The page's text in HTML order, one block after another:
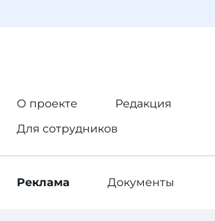
О проекте
Редакция
Для сотрудников
Реклама Документы